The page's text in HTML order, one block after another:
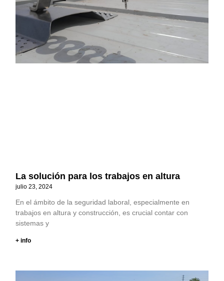
La solución para los trabajos en altura
julio 23, 2024
En el ámbito de la seguridad laboral, especialmente en
trabajos en altura y construcción, es crucial contar con
sistemas y
+ info